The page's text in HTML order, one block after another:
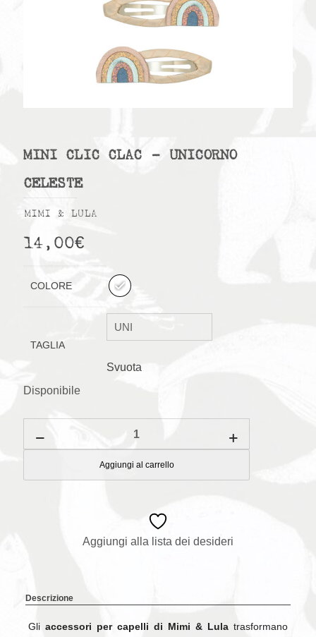
MINI CLIC CLAC – UNICORNO
CELESTE
MIMI & LULA
14,00€
COLORE
TAGLIA
Svuota
Disponibile
Clic
Clac
Unicorno
Aggiungi al carrello
Aggiungi alla lista dei desideri
Descrizione
Gli accessori per capelli di Mimi & Lula trasformano